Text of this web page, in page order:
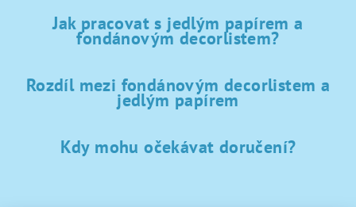
Jak pracovat s jedlým papírem a
fondánovým decorlistem?
Rozdíl mezi fondánovým decorlistem a
jedlým papírem
Kdy mohu očekávat doručení?